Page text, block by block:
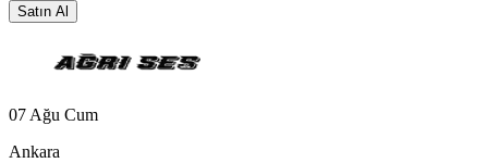
Satın Al
07 Ağu Cum
Ankara